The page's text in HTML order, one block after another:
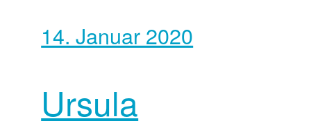
14. Januar 2020
Ursula